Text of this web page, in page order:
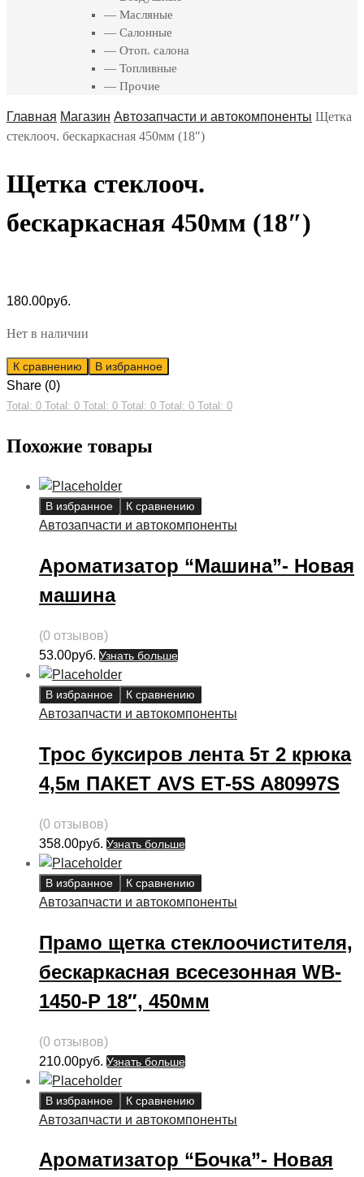
— Масляные
— Салонные
— Отоп. салона
— Топливные
— Прочие
Главная Магазин Автозапчасти и автокомпоненты Щетка
стеклооч. бескаркасная 450мм (18″)
Щетка стеклооч.
бескаркасная 450мм (18″)
180.00руб.
Нет в наличии
К сравнению В избранное
Share (0)
Total: 0 Total: 0 Total: 0 Total: 0 Total: 0 Total: 0
Похожие товары
В избранное К сравнению
Автозапчасти и автокомпоненты
Ароматизатор “Машина”- Новая
машина
(0 отзывов)
53.00руб. Узнать больше
В избранное К сравнению
Автозапчасти и автокомпоненты
Трос буксиров лента 5т 2 крюка
4,5м ПАКЕТ AVS ET-5S A80997S
(0 отзывов)
358.00руб. Узнать больше
В избранное К сравнению
Автозапчасти и автокомпоненты
Прамо щетка стеклоочистителя,
бескаркасная всесезонная WB-
1450-P 18″, 450мм
(0 отзывов)
210.00руб. Узнать больше
В избранное К сравнению
Автозапчасти и автокомпоненты
Ароматизатор “Бочка”- Новая